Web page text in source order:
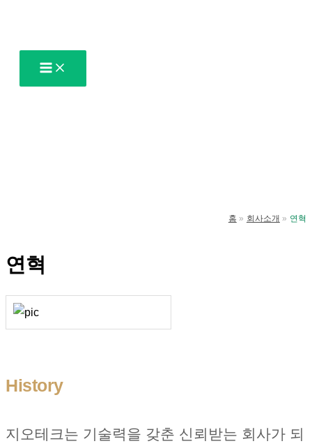
홈 회사소개 연혁
연혁
History
지오테크는 기술력을 갖춘 신뢰받는 회사가 되